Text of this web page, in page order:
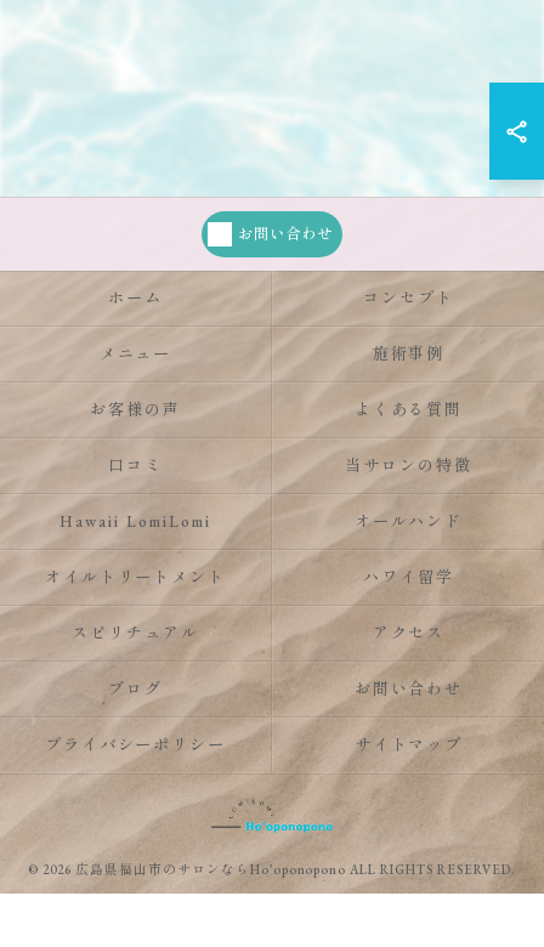
お問い合わせ
ホーム コンセプト
メニュー 施術事例
お客様の声 よくある質問
口コミ 当サロンの特徴
Hawaii LomiLomi オールハンド
オイルトリートメント ハワイ留学
スピリチュアル アクセス
ブログ お問い合わせ
プライバシーポリシー サイトマップ
© 2026 広島県福山市のサロンならHo’oponopono ALL RIGHTS RESERVED.